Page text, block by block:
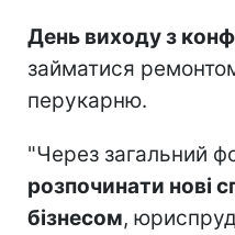
День виходу з
займатися
перукарню.
"Через загальний
розпочинати нові
бізнесом,